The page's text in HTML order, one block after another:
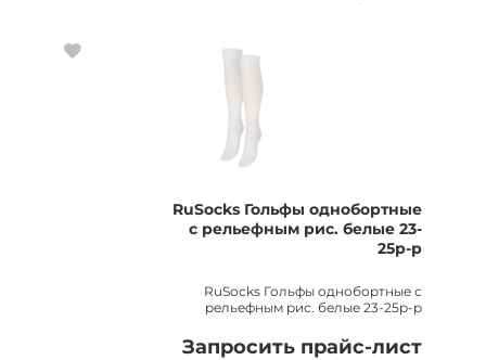
RuSocks Гольфы однобортные
с рельефным рис. белые 23-
25р-р
RuSocks Гольфы однобортные с
рельефным рис. белые 23-25р-р
Запросить прайс-лист